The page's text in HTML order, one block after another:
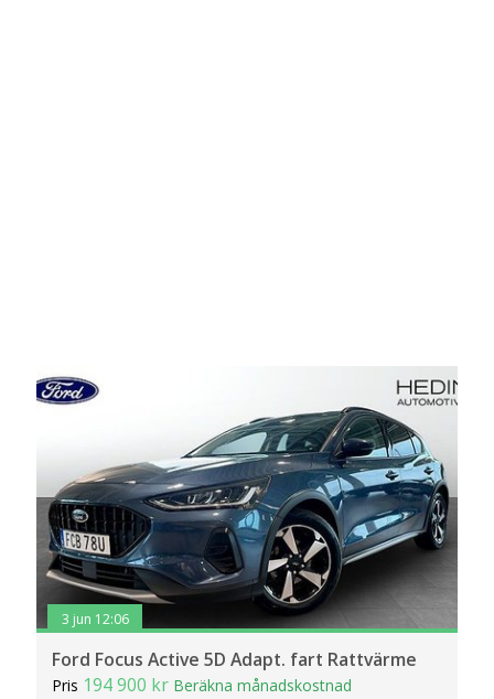
3 jun 12:06
Ford Focus Active 5D Adapt. fart Rattvärme
Pris 194 900 kr Beräkna månadskostnad